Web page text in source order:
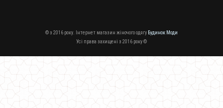
Жіноче стильне пальто із пишною спідницею і поясом
1310.00грн.930.00грн.
© з 2016 року. Інтернет магазин жіночого одягу Будинок Моди
Усі права захищені з 2016 року ©